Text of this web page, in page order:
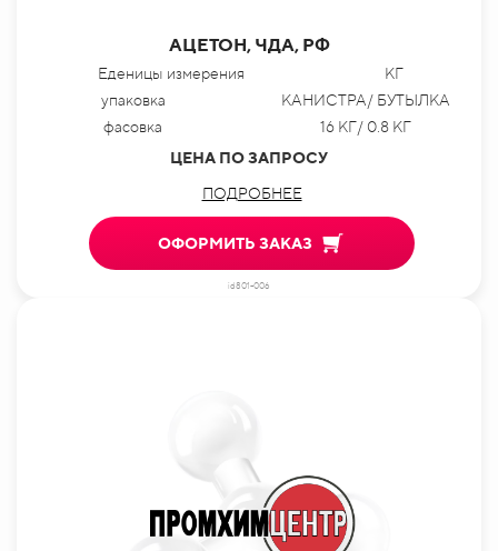
АЦЕТОН, ЧДА, РФ
Еденицы измерения
КГ
упаковка
КАНИСТРА/ БУТЫЛКА
фасовка
16 КГ/ 0.8 КГ
ЦЕНА ПО ЗАПРОСУ
ПОДРОБНЕЕ
ОФОРМИТЬ ЗАКАЗ
id801-006